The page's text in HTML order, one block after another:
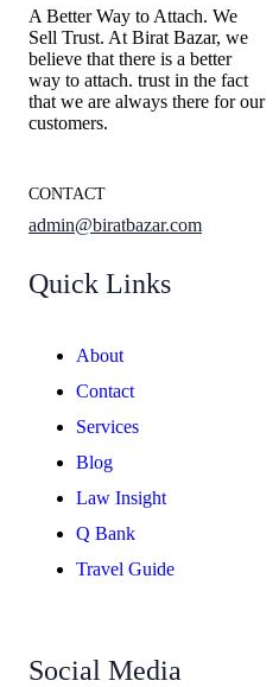
A Better Way to Attach. We
Sell Trust. At Birat Bazar, we
believe that there is a better
way to attach. trust in the fact
that we are always there for our
customers.
CONTACT
admin@biratbazar.com
Quick Links
About
Contact
Services
Blog
Law Insight
Q Bank
Travel Guide
Social Media